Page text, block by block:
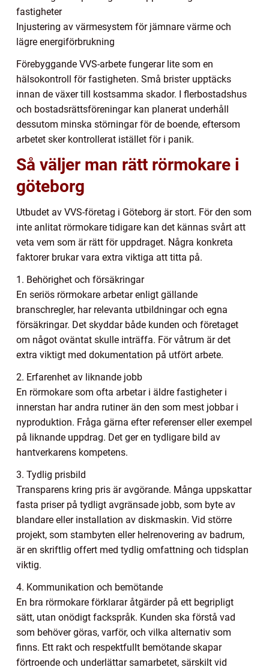
fastigheter
Injustering av värmesystem för jämnare värme och
lägre energiförbrukning
Förebyggande VVS-arbete fungerar lite som en
hälsokontroll för fastigheten. Små brister upptäcks
innan de växer till kostsamma skador. I flerbostadshus
och bostadsrättsföreningar kan planerat underhåll
dessutom minska störningar för de boende, eftersom
arbetet sker kontrollerat istället för i panik.
Så väljer man rätt rörmokare i
göteborg
Utbudet av VVS-företag i Göteborg är stort. För den som
inte anlitat rörmokare tidigare kan det kännas svårt att
veta vem som är rätt för uppdraget. Några konkreta
faktorer brukar vara extra viktiga att titta på.
1. Behörighet och försäkringar
En seriös rörmokare arbetar enligt gällande
branschregler, har relevanta utbildningar och egna
försäkringar. Det skyddar både kunden och företaget
om något oväntat skulle inträffa. För våtrum är det
extra viktigt med dokumentation på utfört arbete.
2. Erfarenhet av liknande jobb
En rörmokare som ofta arbetar i äldre fastigheter i
innerstan har andra rutiner än den som mest jobbar i
nyproduktion. Fråga gärna efter referenser eller exempel
på liknande uppdrag. Det ger en tydligare bild av
hantverkarens kompetens.
3. Tydlig prisbild
Transparens kring pris är avgörande. Många uppskattar
fasta priser på tydligt avgränsade jobb, som byte av
blandare eller installation av diskmaskin. Vid större
projekt, som stambyten eller helrenovering av badrum,
är en skriftlig offert med tydlig omfattning och tidsplan
viktig.
4. Kommunikation och bemötande
En bra rörmokare förklarar åtgärder på ett begripligt
sätt, utan onödigt fackspråk. Kunden ska förstå vad
som behöver göras, varför, och vilka alternativ som
finns. Ett rakt och respektfullt bemötande skapar
förtroende och underlättar samarbetet, särskilt vid